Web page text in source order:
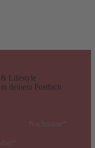
& Lifestyle
deinem Postfach